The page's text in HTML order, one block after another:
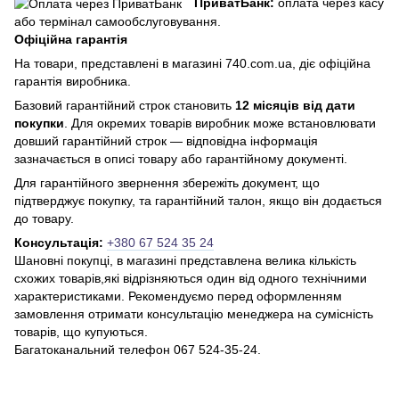
або термінал самообслуговування.
Офіційна гарантія
На товари, представлені в магазині 740.com.ua, діє офіційна
гарантія виробника.
Базовий гарантійний строк становить 12 місяців від дати
покупки. Для окремих товарів виробник може встановлювати
довший гарантійний строк — відповідна інформація
зазначається в описі товару або гарантійному документі.
Для гарантійного звернення збережіть документ, що
підтверджує покупку, та гарантійний талон, якщо він додається
до товару.
Консультація: +380 67 524 35 24
Шановні покупці, в магазині представлена ​​велика кількість
схожих товарів,які відрізняються один від одного технічними
характеристиками. Рекомендуємо перед оформленням
замовлення отримати консультацію менеджера на сумісність
товарів, що купуються.
Багатоканальний телефон 067 524-35-24.